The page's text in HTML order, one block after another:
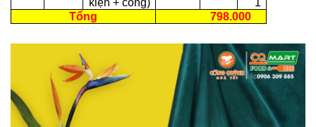
kiện + công)
1
Tổng
798.000